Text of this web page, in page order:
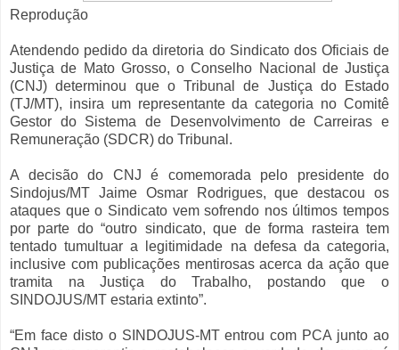
Reprodução
Atendendo pedido da diretoria do Sindicato dos Oficiais de
Justiça de Mato Grosso, o Conselho Nacional de Justiça
(CNJ) determinou que o Tribunal de Justiça do Estado
(TJ/MT), insira um representante da categoria no Comitê
Gestor do Sistema de Desenvolvimento de Carreiras e
Remuneração (SDCR) do Tribunal.
A decisão do CNJ é comemorada pelo presidente do
Sindojus/MT Jaime Osmar Rodrigues, que destacou os
ataques que o Sindicato vem sofrendo nos últimos tempos
por parte do “outro sindicato, que de forma rasteira tem
tentado tumultuar a legitimidade na defesa da categoria,
inclusive com publicações mentirosas acerca da ação que
tramita na Justiça do Trabalho, postando que o
SINDOJUS/MT estaria extinto”.
“Em face disto o SINDOJUS-MT entrou com PCA junto ao